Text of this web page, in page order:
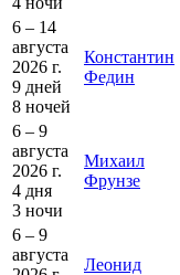
6 – 14
августа
2026 г.
9 дней
8 ночей
Константин
Федин
6 – 9
августа
2026 г.
4 дня
3 ночи
Михаил
Фрунзе
6 – 9
августа
Леонид